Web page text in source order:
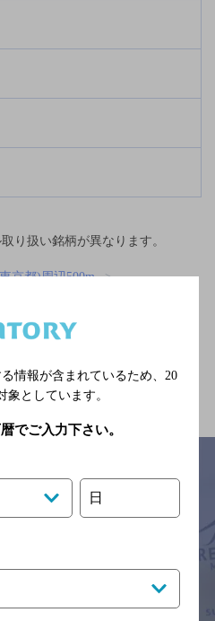
り扱い銘柄が異なります。
京都)周辺500m
景が楽しめる,2,000円未満,飲み
ージ
利用規約
くださいますようお願い申し上げま
情報が含まれているため、 20
象としています。
でご入力下さい。
日